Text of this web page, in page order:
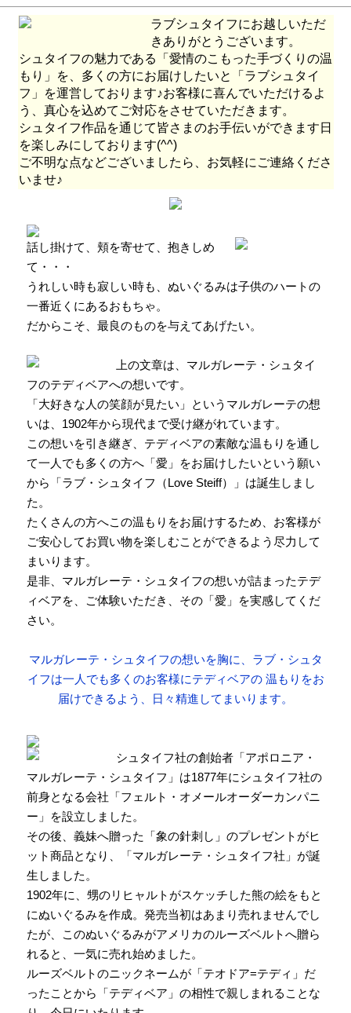
3月11日：
「シュタイフ ソフトキーリング テディベア ベン」のご予
3月9日：「シュタイフ カドリーフレンズ・クマのバーニー」のご予
約販売を開始しました。
3月8日：「シュタイフ テディーズ・フォー・トゥモロー・ウサギの
メリー」の販売を開始しました。
3月7日：「シュタイフ カドリーフレンズ・カタツムリのスネイリ
ー」のご予約販売を開始しました。
1月2日：春・夏新作の販売を開始しました。
1月1日：「お年賀あられプレゼントキャンペーン」を開始しまし
9月12日：
「シュタイフ テディベアのロージー」
した。
9月11日： 「シュタイフ テディーズ・フォー・トゥモロー・テディ
ベア1912」の販売を開始しました。
9月6日：「シュタイフ ロージー ラビット＆ベイビー バニー」
売を開始しました。
ン」の販売を開始しました。
「シュタイフ エリザベス女王2世記念ベア」
のご予約販売
を開始しました。
9月3日：「シュタイフ チャールズ国王即位記念ベア」
のご予約販売
を開始しました。
8月29日：「シュタイフ カドリーフレンズ ボール」のご予約販売を
開始しました。
8月28日： 「シュタイフ オーガニック テディベアのノア」 「シュタ
イフ キリンのジーナ」
開始しました。
8月23日：「シュタイフ レッサーパンダのベンジ」のご予約販売を
開始しました。
8月22日：
「シュタイフ ハリネズミのヘッジ―」のご予約販売を開
始しました。
8月21日：
「シュタイフ リスのフィル」のご予約販売を開始しまし
8月12日：「シュタイフ カメのソロ（スロー）」のご予約販売を開
始しました。
た。
8月9日：
「シュタイフ コージーイヤーベア 2024」のご予約販売を
開始しました。
8月4日：
「シュタイフ カドリーフレンズ テディベアのジミー クリ
スマス」のご予約販売を開始しました。
8月3日：
「シュタイフ カドリーフレンズ テディベアのジミー ハッ
ピーバースデー」のご予約販売を開始しました。
8月2日： 「シュタイフ フーディーテディベア ドラゴン」のご予約販
売を開始しました。
8月1日：「シュタイフ フーディーテディベア タイガー」のご予約販
売を開始しました。
8月1日： 「会員＆メルマガ登録で６％お値引きキャンペーン」を開
始しました。
7月31日：「シュタイフ フーディーテディベア バニー」のご予約販
売を開始しました。
7月22日：「シュタイフ カドリーフレンズ テディベアのジミー ラ
ラブシュタイフにお越しいただ
きありがとうございます。
シュタイフの魅力である「愛情のこもった手づくりの温
もり」を、多くの方にお届けしたいと「ラブシュタイ
フ」を運営しております♪お客様に喜んでいただけるよ
う、真心を込めてご対応をさせていただきます。
シュタイフ作品を通じて皆さまのお手伝いができます日
を楽しみにしております(^^)
ご不明な点などございましたら、お気軽にご連絡くださ
いませ♪
話し掛けて、頬を寄せて、抱きしめ
て・・・
うれしい時も寂しい時も、ぬいぐるみは子供のハートの
一番近くにあるおもちゃ。
だからこそ、最良のものを与えてあげたい。
上の文章は、マルガレーテ・シュタイ
フのテディベアへの想いです。
「大好きな人の笑顔が見たい」というマルガレーテの想
いは、1902年から現代まで受け継がれています。
この想いを引き継ぎ、テディベアの素敵な温もりを通し
て一人でも多くの方へ「愛」をお届けしたいという願い
から「ラブ・シュタイフ（Love Steiff）」は誕生しまし
た。
たくさんの方へこの温もりをお届けするため、お客様が
ご安心してお買い物を楽しむことができるよう尽力して
まいります。
是非、マルガレーテ・シュタイフの想いが詰まったテデ
ィベアを、ご体験いただき、その「愛」を実感してくだ
さい。
マルガレーテ・シュタイフの想いを胸に、ラブ・シュタ
イフは一人でも多くのお客様にテディベアの 温もりをお
届けできるよう、日々精進してまいります。
シュタイフ社の創始者「アポロニア・
マルガレーテ・シュタイフ」は1877年にシュタイフ社の
前身となる会社「フェルト・オメールオーダーカンパニ
ー」を設立しました。
その後、義妹へ贈った「象の針刺し」のプレゼントがヒ
ット商品となり、「マルガレーテ・シュタイフ社」が誕
生しました。
1902年に、甥のリヒャルトがスケッチした熊の絵をもと
にぬいぐるみを作成。発売当初はあまり売れませんでし
たが、このぬいぐるみがアメリカのルーズベルトへ贈ら
れると、一気に売れ始めました。
ルーズベルトのニックネームが「テオドア=テディ」だ
ったことから「テディベア」の相性で親しまれることな